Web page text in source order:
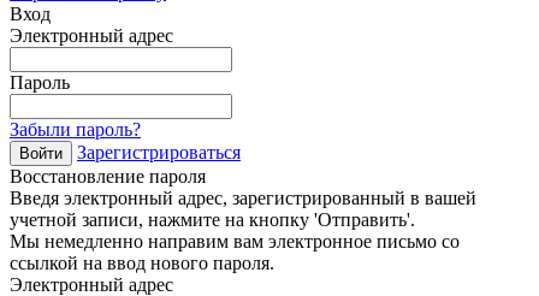
Вход
Электронный адрес
Пароль
Забыли пароль?
Войти
Зарегистрироваться
Восстановление пароля
Введя электронный адрес, зарегистрированный в вашей
учетной записи, нажмите на кнопку 'Отправить'.
Мы немедленно направим вам электронное письмо со
ссылкой на ввод нового пароля.
Электронный адрес